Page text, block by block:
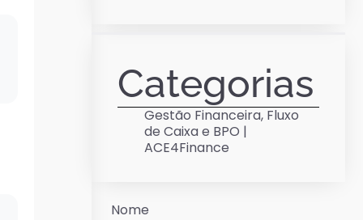
Categorias
Gestão Financeira, Fluxo
de Caixa e BPO |
ACE4Finance
Nome